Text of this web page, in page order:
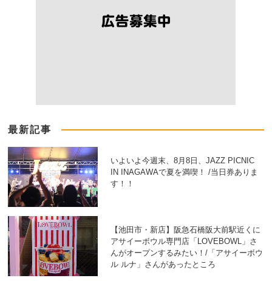
最新記事
いよいよ今週末、8月8日、JAZZ PICNIC
IN INAGAWAで夏を満喫！ /当日券ありま
す！！
【池田市・新店】阪急石橋阪大前駅近くに
アサイーボウル専門店「LOVEBOWL」さ
んがオープンするみたい！/「アサイーボウ
ル ルナ」さんがあったところ